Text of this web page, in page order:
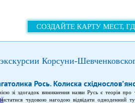
СОЗДАЙТЕ КАРТУ МЕСТ,
Корсуни-
Рось. Колиска
зі здогадок виникнення назви Русь є теорія
чудовою нагодою відвідати одноденний